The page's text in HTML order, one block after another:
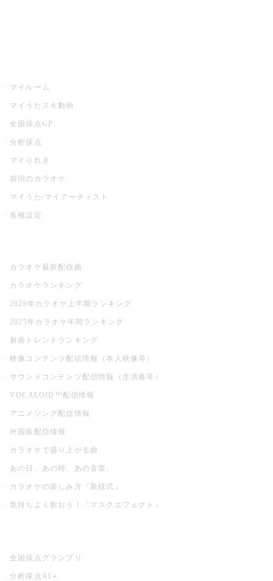
マイルーム
マイうたスキ動画
全国採点GP
分析採点
マイりれき
前回のカラオケ
マイうた/マイアーティスト
各種設定
カラオケ最新配信曲
カラオケランキング
2026年カラオケ上半期ランキング
2025年カラオケ年間ランキング
新曲トレンドランキング
映像コンテンツ配信情報（本人映像等）
サウンドコンテンツ配信情報（生演奏等）
VOCALOID™配信情報
アニメソング配信情報
外国曲配信情報
カラオケで盛り上がる曲
あの日、あの時、あの音楽。
カラオケの楽しみ方『新様式』
気持ちよく歌おう！『マスクエフェクト』
全国採点グランプリ
分析採点AI＋